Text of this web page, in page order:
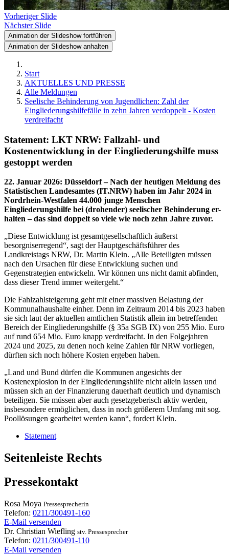
Vorheriger Slide
Nächster Slide
Animation der Slideshow fortführen
Animation der Slideshow anhalten
Start
AKTUELLES UND PRESSE
Alle Meldungen
Seelische Behinderung von Jugendlichen: Zahl der
Eingliederungshilfefälle in zehn Jahren verdoppelt - Kosten
verdreifacht
Statement: LKT NRW: Fallzahl- und
Kostenentwicklung in der Eingliederungshilfe muss
gestoppt werden
22. Januar 2026: Düsseldorf – Nach der heutigen Meldung des
Statistischen Landesamtes (IT.NRW) haben im Jahr 2024 in
Nordrhein-Westfalen 44.000 junge Menschen
Eingliederungshilfe bei (drohender) seelischer Behinderung er-
halten – das sind doppelt so viele wie noch zehn Jahre zuvor.
„Diese Entwicklung ist gesamtgesellschaftlich äußerst
besorgniserregend“, sagt der Hauptgeschäftsführer des
Landkreistags NRW, Dr. Martin Klein. „Alle Beteiligten müssen
nach den Ursachen für diese Entwicklung suchen und
Gegenstrategien entwickeln. Wir können uns nicht damit abfinden,
dass dieser Trend immer weitergeht.“
Die Fahlzahlsteigerung geht mit einer massiven Belastung der
Kommunalhaushalte einher. Denn im Zeitraum 2014 bis 2023 haben
sie sich laut der aktuellen amtlichen Statistik allein im betreffenden
Bereich der Eingliederungshilfe (§ 35a SGB IX) von 255 Mio. Euro
auf rund 654 Mio. Euro knapp verdreifacht. In den Folgejahren
2024 und 2025, zu denen noch keine Zahlen für NRW vorliegen,
dürften sich noch höhere Kosten ergeben haben.
„Land und Bund dürfen die Kommunen angesichts der
Kostenexplosion in der Eingliederungshilfe nicht allein lassen und
müssen sich an der Finanzierung dauerhaft deutlich und dynamisch
beteiligen. Sie müssen aber auch gesetzgeberisch aktiv werden,
insbesondere ermöglichen, dass in noch größerem Umfang mit sog.
Poollösungen gearbeitet werden kann“, fordert Klein.
Statement
Seitenleiste Rechts
Pressekontakt
Rosa Moya Pressesprecherin
Telefon: 0211/300491-160
E-Mail versenden
Dr. Christian Wiefling stv. Pressesprecher
Telefon: 0211/300491-110
E-Mail versenden